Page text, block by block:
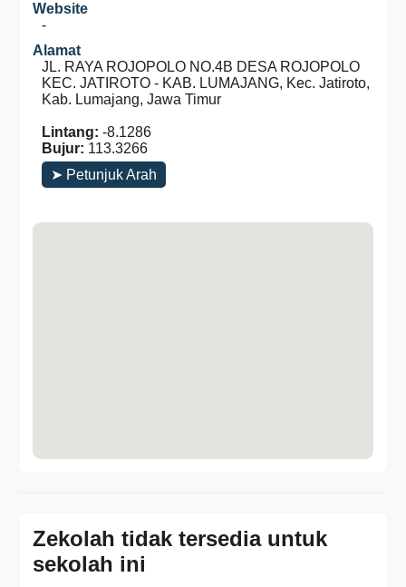
Website
-
Alamat
JL. RAYA ROJOPOLO NO.4B DESA ROJOPOLO
KEC. JATIROTO - KAB. LUMAJANG, Kec. Jatiroto,
Kab. Lumajang, Jawa Timur
Lintang: -8.1286
Bujur: 113.3266
➤ Petunjuk Arah
Zekolah tidak tersedia untuk
sekolah ini